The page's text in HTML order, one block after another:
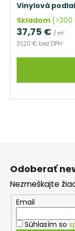
Vinylová
Skladom (>300
31,20 € bez DPH
37,75 € / m²
Odoberať
Nezmeškajte
Email
Súhlasím so